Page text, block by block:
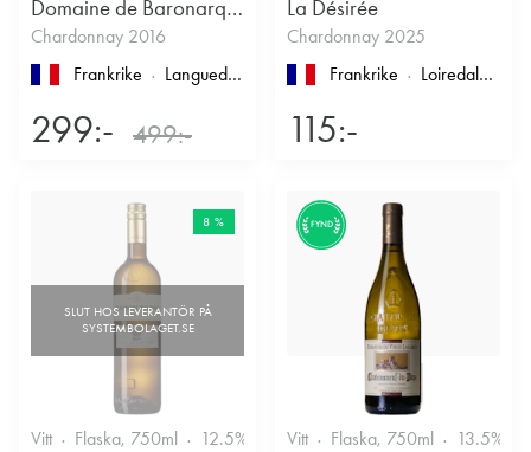
Domaine de Baronarques
Chardonnay 2016
Frankrike
Languedoc-Roussillon , Limoux
299:- 499:-
La Désirée
Chardonnay 2025
Frankrike
Loiredalen
115:-
8 %
Vitt Flaska, 750ml 12.5%
FYND
Vitt Flaska, 750ml 13.5%